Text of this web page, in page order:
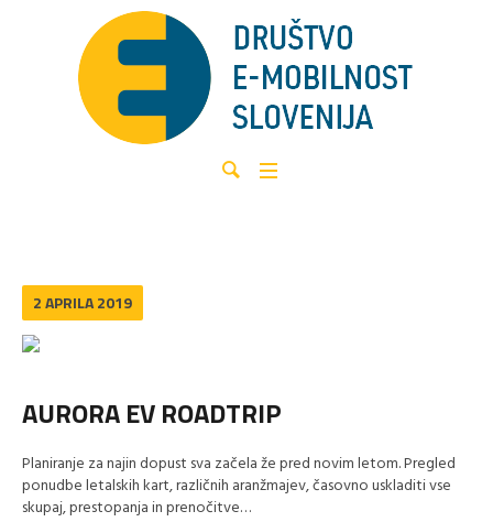
2 APRILA 2019
AURORA EV ROADTRIP
Planiranje za najin dopust sva začela že pred novim letom. Pregled
ponudbe letalskih kart, različnih aranžmajev, časovno uskladiti vse
skupaj, prestopanja in prenočitve…